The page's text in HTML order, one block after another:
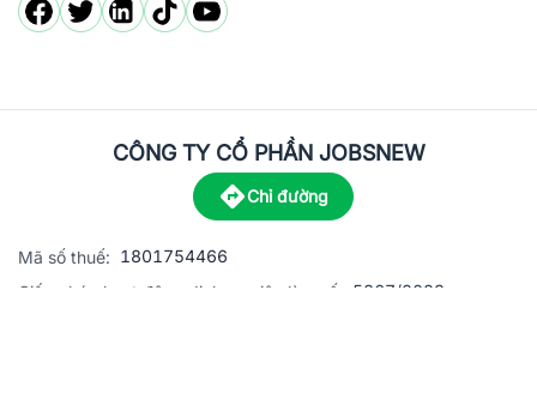
CÔNG TY CỔ PHẦN JOBSNEW
Chỉ đường
Mã số thuế: 1801754466
Giấy phép hoạt động dịch vụ việc làm số:
5867/2023